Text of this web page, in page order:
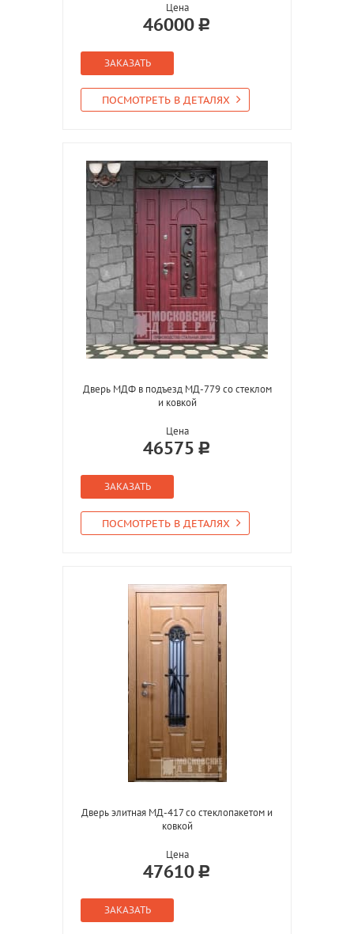
Цена
46000
ЗАКАЗАТЬ
ПОСМОТРЕТЬ В ДЕТАЛЯХ
Дверь МДФ в подъезд МД-779 со стеклом
и ковкой
Цена
46575
ЗАКАЗАТЬ
ПОСМОТРЕТЬ В ДЕТАЛЯХ
Дверь элитная МД-417 со стеклопакетом и
ковкой
Цена
47610
ЗАКАЗАТЬ